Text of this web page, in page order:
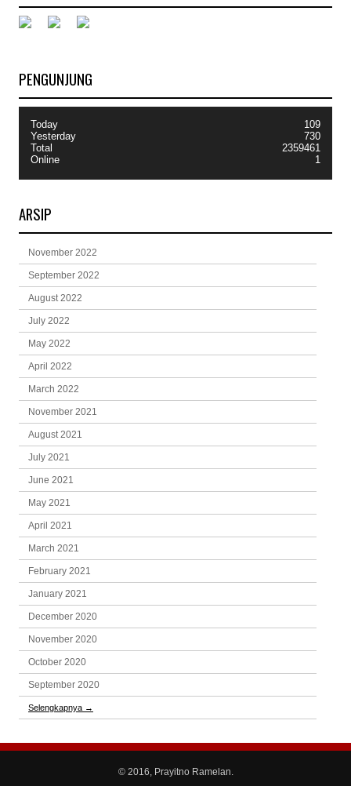
PENGUNJUNG
Today
Yesterday
Total
Online
109
730
2359461
1
ARSIP
November 2022
September 2022
August 2022
July 2022
May 2022
April 2022
March 2022
November 2021
August 2021
July 2021
June 2021
May 2021
April 2021
March 2021
February 2021
January 2021
December 2020
November 2020
October 2020
September 2020
Selengkapnya →
© 2016, Prayitno Ramelan.